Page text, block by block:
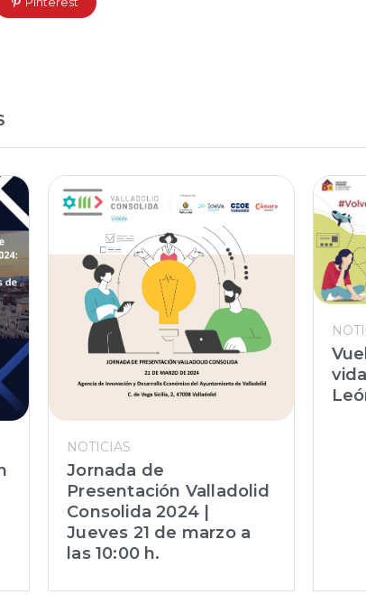
NOTICIAS
Jornada de
Presentación Valladolid
Consolida 2024 |
Jueves 21 de marzo a
las 10:00 h.